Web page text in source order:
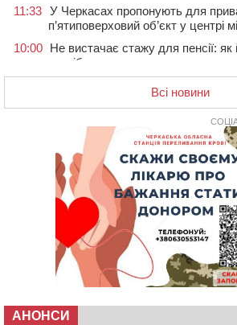
11:33 У Черкасах пропонують для
п’ятиповерховий об’єкт у центрі
10:00 Не вистачає стажу для пенсії:
потрібно знати
У Черкасах виявили низку
На Черкащині врятували
(ФОТО)
Черкаси виділять близько 20 млн
ліцею “Перспектива” до кінця
На Уманщині суд припинив право
ділянок, незаконно переданих
Вихователька з Черкас і дві
стали фіналістками Global
закрили сезон літнього табору
Всі новини
АНОНСИ